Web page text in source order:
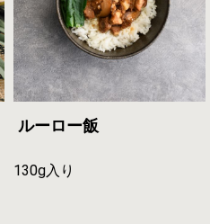
ルーロー飯
130g入り